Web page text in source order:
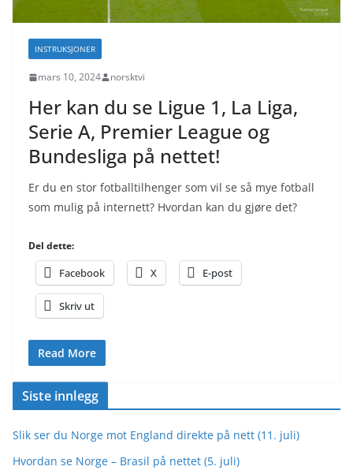
INSTRUKSJONER
mars 10, 2024 norsktvi
Her kan du se Ligue 1, La Liga,
Serie A, Premier League og
Bundesliga på nettet!
Er du en stor fotballtilhenger som vil se så mye fotball
som mulig på internett? Hvordan kan du gjøre det?
Del dette:
Facebook X E-post
Skriv ut
Read More
Siste innlegg
Slik ser du Norge mot England direkte på nett (11. juli)
Hvordan se Norge – Brasil på nettet (5. juli)